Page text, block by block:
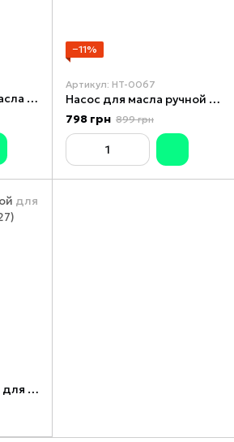
Ручной насос для масла 16 л/мин INTERTOOL HT-0066
−11%
Артикул: HT-0067
Насос для масла ручной роторный 26 л/мин INTERTOOL HT-0067
798 грн 899 грн
HANS. Насос ручной для перекачки масла (727) (727)